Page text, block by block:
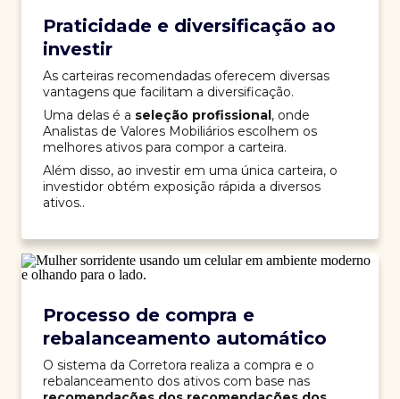
Praticidade e diversificação ao
investir
As carteiras recomendadas oferecem diversas
vantagens que facilitam a diversificação.
Uma delas é a seleção profissional, onde
Analistas de Valores Mobiliários escolhem os
melhores ativos para compor a carteira.
Além disso, ao investir em uma única carteira, o
investidor obtém exposição rápida a diversos
ativos..
Processo de compra e
rebalanceamento automático
O sistema da Corretora realiza a compra e o
rebalanceamento dos ativos com base nas